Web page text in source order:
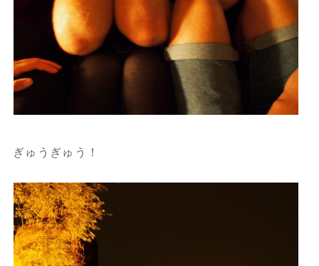
ぎゅうぎゅう！